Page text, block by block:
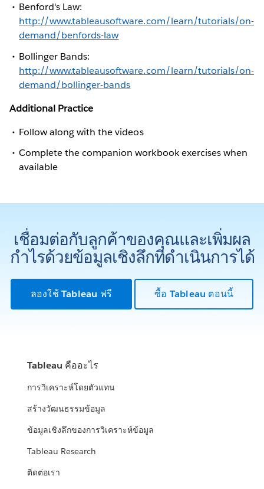
Benford's Law:
http://www.tableausoftware.com/learn/tutorials/on-
demand/benfords-law
Bollinger Bands:
http://www.tableausoftware.com/learn/tutorials/on-
demand/bollinger-bands
Additional Practice
Follow along with the videos
Complete the companion workbook exercises when
available
เชื่อมต่อกับลูกค้าของคุณและเพิ่มผล
กำไรด้วยข้อมูลเชิงลึกที่ดำเนินการได้
ลองใช้ Tableau ฟรี ซื้อ Tableau ตอนนี้
Tableau คืออะไร
การวิเคราะห์โดยตัวแทน
สร้างวัฒนธรรมข้อมูล
ข้อมูลเชิงลึกของการวิเคราะห์ข้อมูล
Tableau Research
ติดต่อเรา